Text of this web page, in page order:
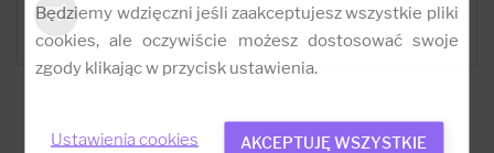
Będziemy wdzięczni jeśli zaakceptujesz wszystkie pliki
cookies, ale oczywiście możesz dostosować swoje
zgody klikając w przycisk ustawienia.
Ustawienia cookies AKCEPTUJĘ WSZYSTKIE